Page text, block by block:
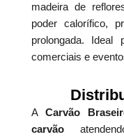
madeira de
poder calorífico,
prolongada. Ideal
comerciais e
ACarvão
carvão